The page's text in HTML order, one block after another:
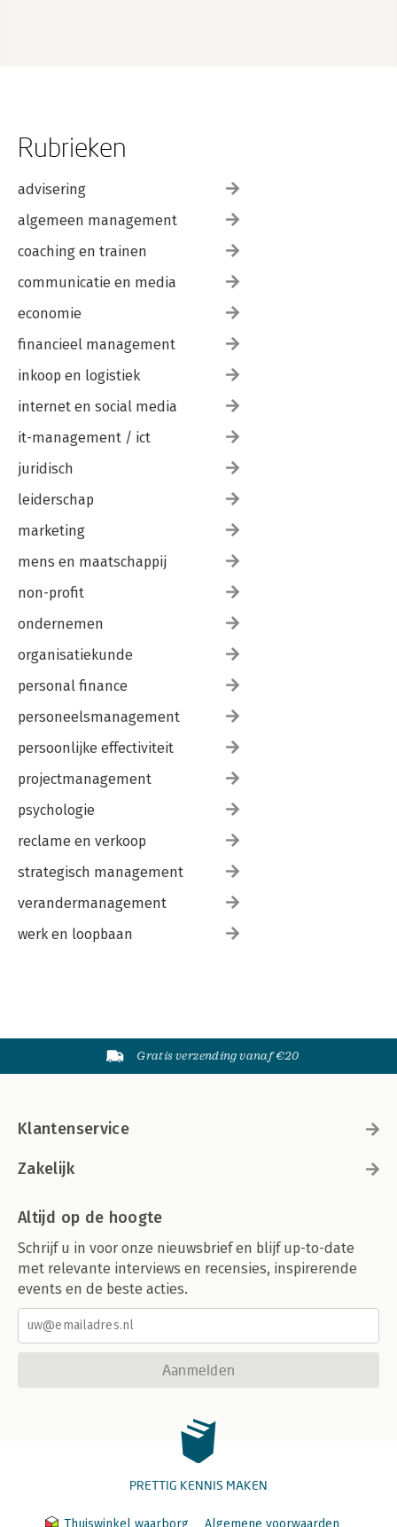
Rubrieken
advisering
algemeen management
coaching en trainen
communicatie en media
economie
financieel management
inkoop en logistiek
internet en social media
it-management / ict
juridisch
leiderschap
marketing
mens en maatschappij
non-profit
ondernemen
organisatiekunde
personal finance
personeelsmanagement
persoonlijke effectiviteit
projectmanagement
psychologie
reclame en verkoop
strategisch management
verandermanagement
werk en loopbaan
Gratis verzending vanaf €20
Klantenservice
Zakelijk
Altijd op de hoogte
Schrijf u in voor onze nieuwsbrief en blijf up-to-date
met relevante interviews en recensies, inspirerende
events en de beste acties.
Aanmelden
PRETTIG KENNIS MAKEN
Thuiswinkel waarborg Algemene voorwaarden